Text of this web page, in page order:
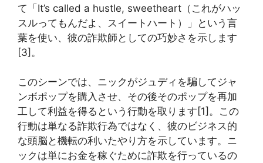
て「It’s called a hustle, sweetheart（これがハッ
スルってもんだよ、スイートハート）」という言
葉を使い、彼の詐欺師としての巧妙さを示します
[3]。
このシーンでは、ニックがジュディを騙してジャ
ンボポップを購入させ、その後そのポップを再加
工して利益を得るという行動を取ります[1]。この
行動は単なる詐欺行為ではなく、彼のビジネス的
な頭脳と機転の利いたやり方を示しています。ニ
ックは単にお金を稼ぐために詐欺を行っているの